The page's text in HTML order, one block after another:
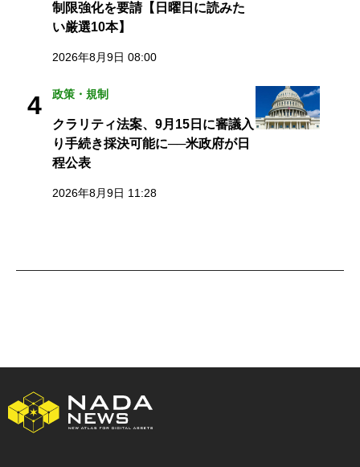
制限強化を要請【日曜日に読みた
い厳選10本】
2026年8月9日 08:00
4 政策・規制
クラリティ法案、9月15日に審議入
り手続き採決可能に──米政府が日
程公表
2026年8月9日 11:28